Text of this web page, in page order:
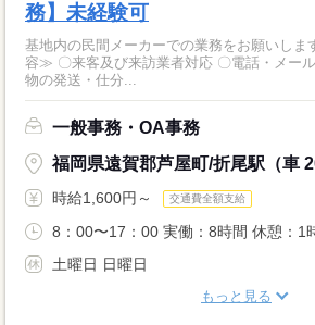
務】未経験可
基地内の民間メーカーでの業務をお願いします。 ≪具体的な業
容≫ 〇来客及び来訪業者対応 〇電話・メー
物の発送・仕分...
一般事務・OA事務
福岡県遠賀郡芦屋町/折尾駅（車
時給1,600円～ 交通費全額支給
8：00〜17：00 実働：8時間 休憩：1
土曜日 日曜日
もっと見る